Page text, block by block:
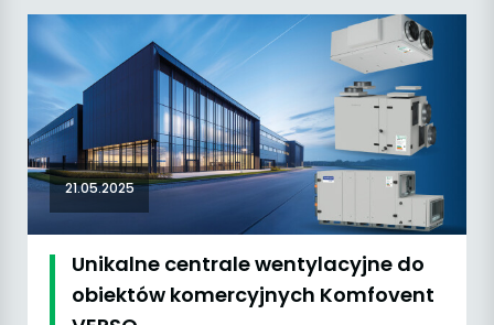
21.05.2025
Unikalne centrale wentylacyjne do
obiektów komercyjnych Komfovent